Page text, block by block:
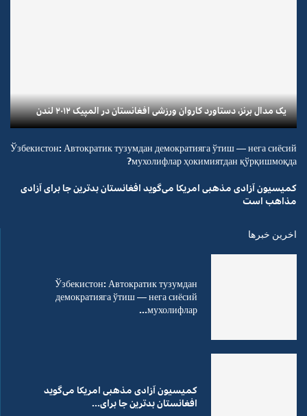
یک مدال برنز، دستاورد کاروان ورزشی افغانستان در المپیک ۲۰۱۲ لندن
Ўзбекистон: Автократик тузумдан демократияга ўтиш — нега сиёсий
мухолифлар ҳокимиятдан қўрқишмоқда?
کمیسیون آزادی مذهبی امریکا می‌گوید افغانستان بدترین جا برای آزادی
مذاهب است
اخرین خبرها
Ўзбекистон: Автократик тузумдан
демократияга ўтиш — нега сиёсий
мухолифлар...
کمیسیون آزادی مذهبی امریکا می‌گوید
افغانستان بدترین جا برای...